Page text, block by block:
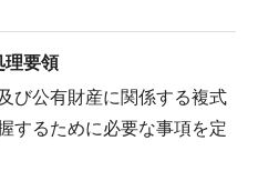
理要領
び公有財産に関係する複式
するために必要な事項を定